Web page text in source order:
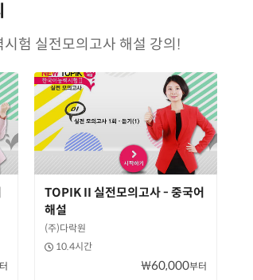
험 실전모의고사 해설 강의!
TOPIK II 실전모의고사 - 중국어
해설
(주)다락원
10.4시간
₩60,000부터